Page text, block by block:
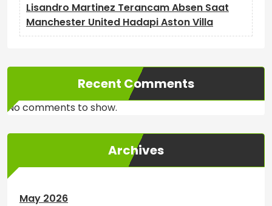
Lisandro Martinez Terancam Absen Saat
Manchester United Hadapi Aston Villa
Recent Comments
No comments to show.
Archives
May 2026